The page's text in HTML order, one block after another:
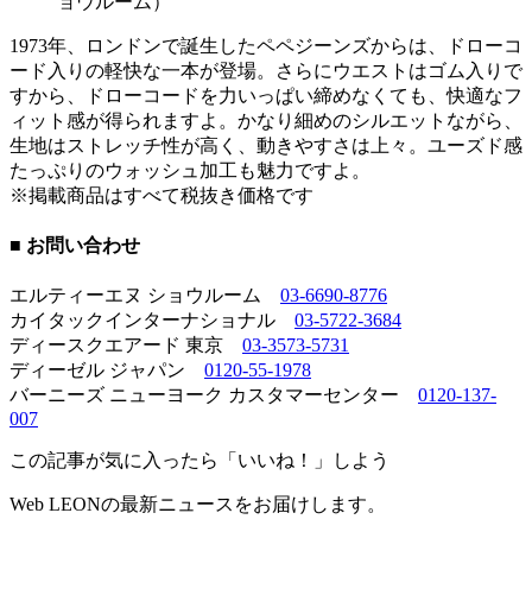
1973年、ロンドンで誕生したペペジーンズからは、ドローコ
ード入りの軽快な一本が登場。さらにウエストはゴム入りで
すから、ドローコードを力いっぱい締めなくても、快適なフ
ィット感が得られますよ。かなり細めのシルエットながら、
生地はストレッチ性が高く、動きやすさは上々。ユーズド感
たっぷりのウォッシュ加工も魅力ですよ。
※掲載商品はすべて税抜き価格です
■ お問い合わせ
エルティーエヌ ショウルーム 03-6690-8776
カイタックインターナショナル 03-5722-3684
ディースクエアード 東京 03-3573-5731
ディーゼル ジャパン 0120-55-1978
バーニーズ ニューヨーク カスタマーセンター 0120-137-
007
この記事が気に入ったら「いいね！」しよう
Web LEONの最新ニュースをお届けします。